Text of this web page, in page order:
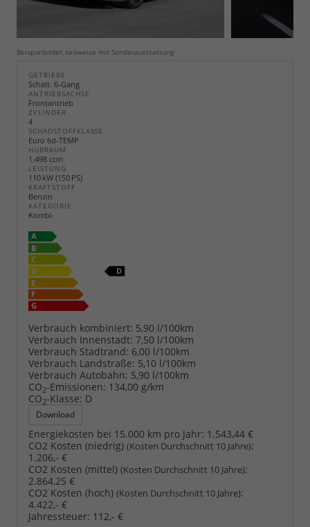
Beispielbilder, teilweise mit Sonderausstattung
GETRIEBE
Schalt. 6-Gang
ANTRIEBSACHSE
Frontantrieb
ZYLINDER
4
SCHADSTOFFKLASSE
Euro 6d-TEMP
HUBRAUM
1.498 ccm
LEISTUNG
110 kW (150 PS)
KRAFTSTOFF
Benzin
KATEGORIE
Kombi
Verbrauch kombiniert: 5,90 l/100km
Verbrauch Innenstadt: 7,50 l/100km
Verbrauch Stadtrand: 6,00 l/100km
Verbrauch Landstraße: 5,10 l/100km
Verbrauch Autobahn: 5,90 l/100km
CO2-Emissionen: 134,00 g/km
CO2-Klasse: D
Download
Energiekosten bei 15.000 km pro Jahr: 1.543,44 €
CO2 Kosten (niedrig) (Kosten Durchschnitt 10 Jahre):
1.206,- €
CO2 Kosten (mittel) (Kosten Durchschnitt 10 Jahre):
2.864,25 €
CO2 Kosten (hoch) (Kosten Durchschnitt 10 Jahre):
4.422,- €
Jahressteuer: 112,- €